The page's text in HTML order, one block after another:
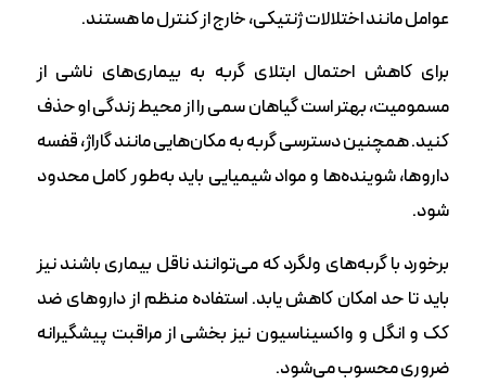
عوامل مانند اختلالات ژنتیکی، خارج از کنترل ما هستند.
برای کاهش احتمال ابتلای گربه به بیماری‌های ناشی از
مسمومیت، بهتر است گیاهان سمی را از محیط زندگی او حذف
کنید. همچنین دسترسی گربه به مکان‌هایی مانند گاراژ، قفسه‌
داروها، شوینده‌ها و مواد شیمیایی باید به‌طور کامل محدود
شود.
برخورد با گربه‌های ولگرد که می‌توانند ناقل بیماری‌ باشند نیز
باید تا حد امکان کاهش یابد. استفاده منظم از داروهای ضد
کک و انگل و واکسیناسیون نیز بخشی از مراقبت پیشگیرانه
ضروری محسوب می‌شود.